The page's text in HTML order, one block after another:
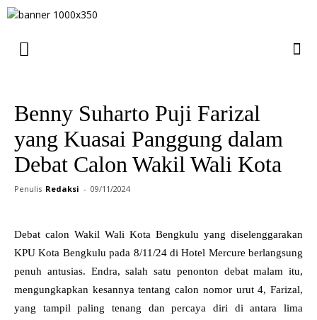
Benny Suharto Puji Farizal
yang Kuasai Panggung dalam
Debat Calon Wakil Wali Kota
Penulis Redaksi - 09/11/2024
Debat calon Wakil Wali Kota Bengkulu yang diselenggarakan
KPU Kota Bengkulu pada 8/11/24 di Hotel Mercure berlangsung
penuh antusias. Endra, salah satu penonton debat malam itu,
mengungkapkan kesannya tentang calon nomor urut 4, Farizal,
yang tampil paling tenang dan percaya diri di antara lima